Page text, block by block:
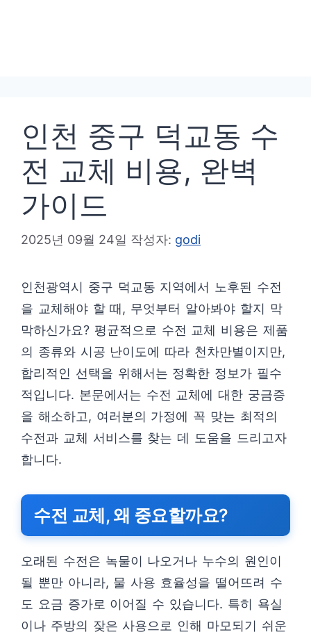
인천 중구 덕교동 수
전 교체 비용, 완벽
가이드
2025년 09월 24일 작성자: godi
인천광역시 중구 덕교동 지역에서 노후된 수전
을 교체해야 할 때, 무엇부터 알아봐야 할지 막
막하신가요? 평균적으로 수전 교체 비용은 제품
의 종류와 시공 난이도에 따라 천차만별이지만,
합리적인 선택을 위해서는 정확한 정보가 필수
적입니다. 본문에서는 수전 교체에 대한 궁금증
을 해소하고, 여러분의 가정에 꼭 맞는 최적의
수전과 교체 서비스를 찾는 데 도움을 드리고자
합니다.
수전 교체, 왜 중요할까요?
오래된 수전은 녹물이 나오거나 누수의 원인이
될 뿐만 아니라, 물 사용 효율성을 떨어뜨려 수
도 요금 증가로 이어질 수 있습니다. 특히 욕실
이나 주방의 잦은 사용으로 인해 마모되기 쉬운